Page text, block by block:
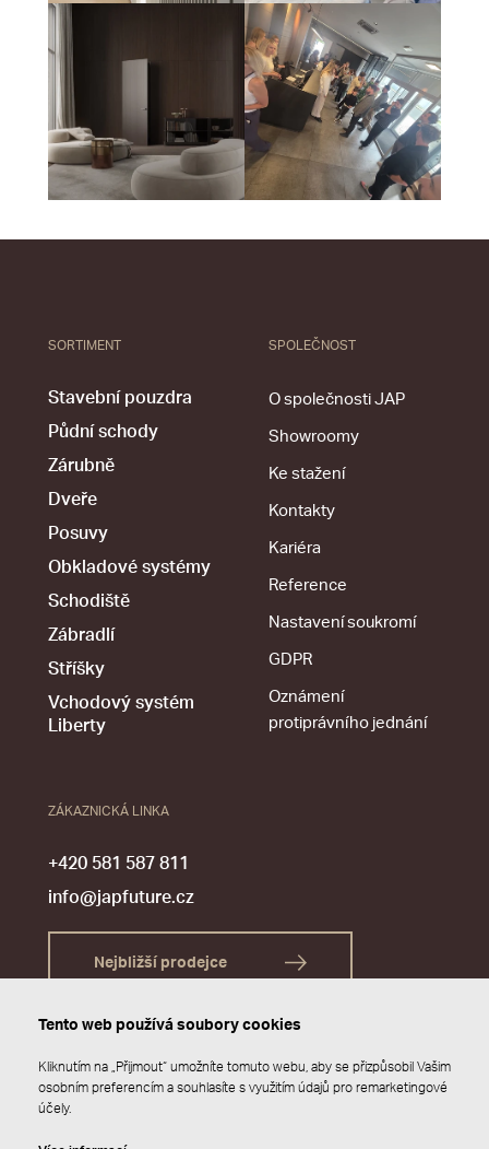
SORTIMENT
Stavební pouzdra
Půdní schody
Zárubně
Dveře
Posuvy
Obkladové systémy
Schodiště
Zábradlí
Stříšky
Vchodový systém
Liberty
SPOLEČNOST
O společnosti JAP
Showroomy
Ke stažení
Kontakty
Kariéra
Reference
Nastavení soukromí
GDPR
Oznámení
protiprávního jednání
ZÁKAZNICKÁ LINKA
+420 581 587 811
info@japfuture.cz
Nejbližší prodejce
Tento web používá soubory cookies
Kliknutím na „Přijmout“ umožníte tomuto webu, aby se přizpůsobil Vašim
osobním preferencím a souhlasíte s využitím údajů pro remarketingové
účely.